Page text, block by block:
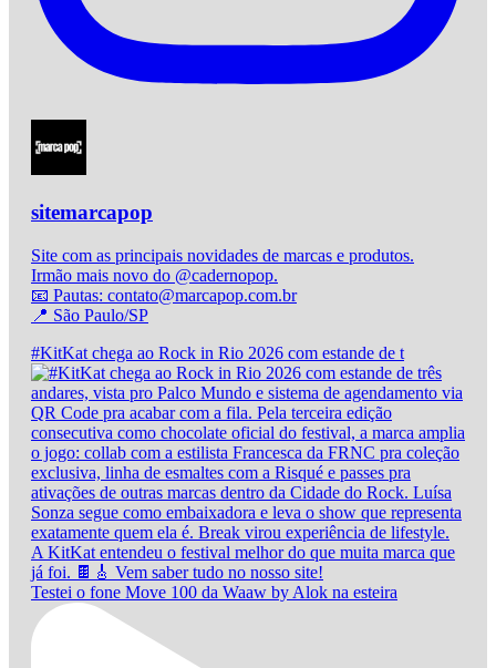
sitemarcapop
Site com as principais novidades de marcas e produtos.
Irmão mais novo do @cadernopop.
📧 Pautas: contato@marcapop.com.br
📍 São Paulo/SP
#KitKat chega ao Rock in Rio 2026 com estande de t
Testei o fone Move 100 da Waaw by Alok na esteira